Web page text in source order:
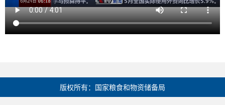
版权所有：国家粮食和物资储备局